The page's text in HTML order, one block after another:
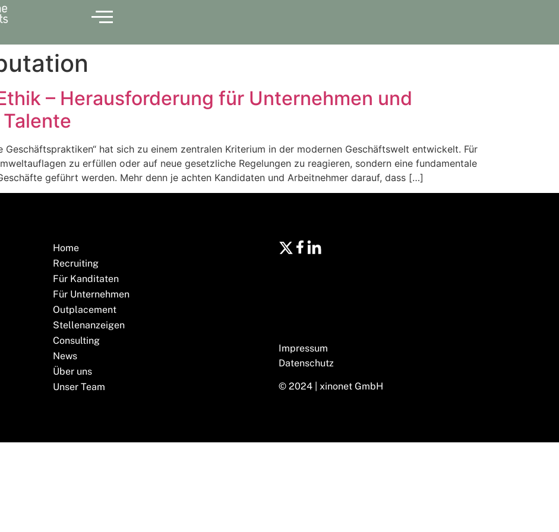
– Herausforderung für Unternehmen und
Geschäftspraktiken“ hat sich zu einem zentralen Kriterium in der modernen Geschäftswelt entwickelt. Für
zu erfüllen oder auf neue gesetzliche Regelungen zu reagieren, sondern eine fundamentale
geführt werden. Mehr denn je achten Kandidaten und Arbeitnehmer darauf, dass […]
Home
Recruiting
Für Kanditaten
Für Unternehmen
Outplacement
Stellenanzeigen
Consulting
News
Über uns
Unser Team
Impressum
Datenschutz
© 2024 | xinonet GmbH